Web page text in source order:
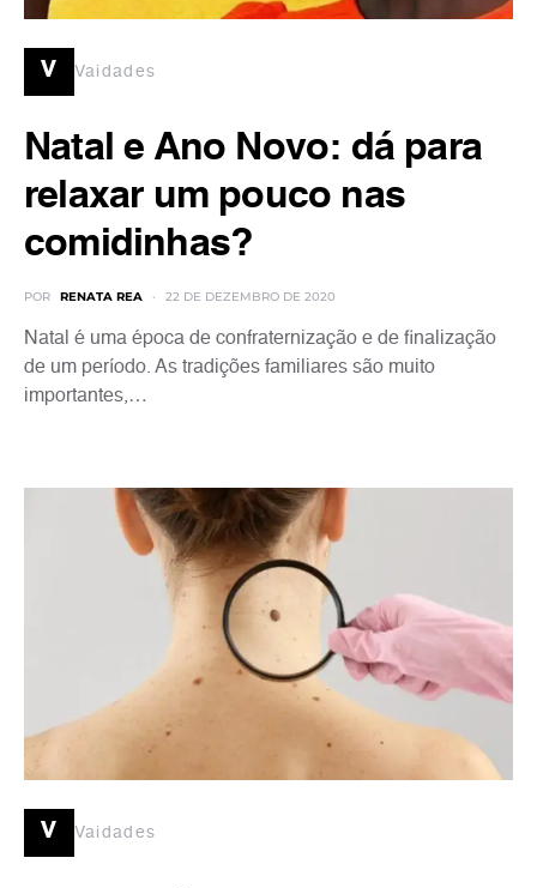
v Vaidades
Natal e Ano Novo: dá para
relaxar um pouco nas
comidinhas?
POR RENATA REA 22 DE DEZEMBRO DE 2020
Natal é uma época de confraternização e de finalização
de um período. As tradições familiares são muito
importantes,…
v Vaidades